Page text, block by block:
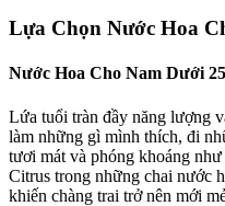
Lựa Chọn Nước Hoa
Nước Hoa Cho Nam Dưới
Lứa tuổi tràn đầy năng lượng
làm những gì mình thích, đi
tươi mát và phóng khoáng
Citrus trong những chai nước
khiến chàng trai trở nên mới